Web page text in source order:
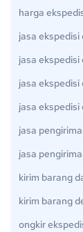
harga
jasa
jasa
jasa
jasa
jasa
jasa
kirim barang
kirim barang
ongkir